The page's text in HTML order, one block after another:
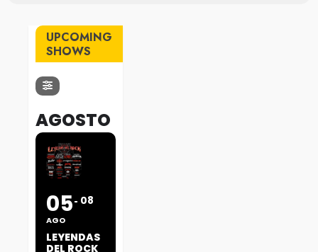
UPCOMING
SHOWS
AGOSTO
05
AGO
08
LEYENDAS
DEL ROCK